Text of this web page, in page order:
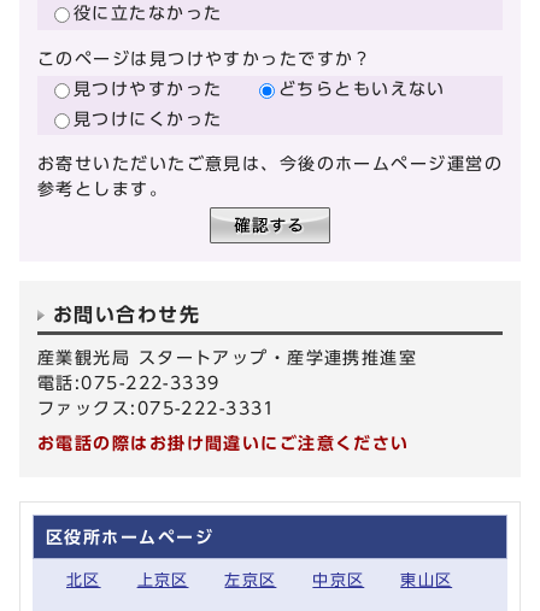
役に立たなかった
このページは見つけやすかったですか？
見つけやすかった
どちらともいえない
見つけにくかった
お寄せいただいたご意見は、今後のホームページ運営の
参考とします。
お問い合わせ先
産業観光局 スタートアップ・産学連携推進室
電話:075-222-3339
ファックス:075-222-3331
お電話の際はお掛け間違いにご注意ください
区役所ホームページ
北区 上京区 左京区 中京区 東山区